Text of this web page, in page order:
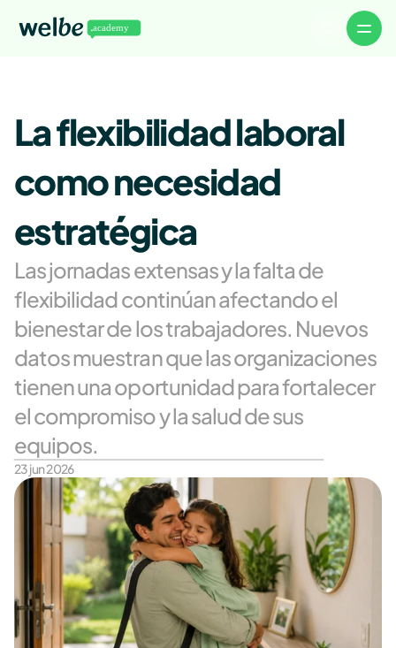
About
Careers
Advertise
Contact
Noticias
Eventos
Descargables
La flexibilidad laboral
como necesidad
estratégica
Las jornadas extensas y la falta de
flexibilidad continúan afectando el
bienestar de los trabajadores. Nuevos
datos muestran que las organizaciones
tienen una oportunidad para fortalecer
el compromiso y la salud de sus
equipos.
23 jun 2026